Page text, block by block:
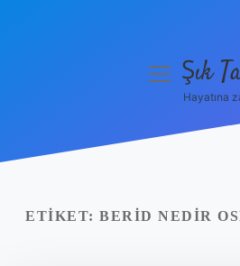
Yasal Uyarı
menüyü
Şık
Hayatına
ETIKET: BERID NEDIR